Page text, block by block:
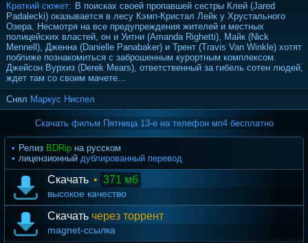
Краткий сюжет: В поисках своей пропавшей сестры Клей (Jared
Padalecki) оказывается в лесу Кэмп-Кристал Лейк у Хрустального
Озера. Несмотря на все предупреждения жителей и местных
полицейских властей, он и Уитни (Amanda Righetti), Майк (Nick
Mennell), Дженна (Danielle Panabaker) и Трент (Travis Van Winkle) хотят
поближе познакомиться с заброшенным курортным комплексом.
Джейсон Вурхиз (Derek Mears), ответственный за гибель сотен людей,
ждет там со своим мачете...
Снял Маркус Ниспел
Скачать фильм Пятница 13-е на телефон мп4 бесплатно
Релиз BDRip на русском
лицензионный дублированный перевод
Скачать • 371 мб
высокое качество
Скачать через торрент
magnet-ссылка